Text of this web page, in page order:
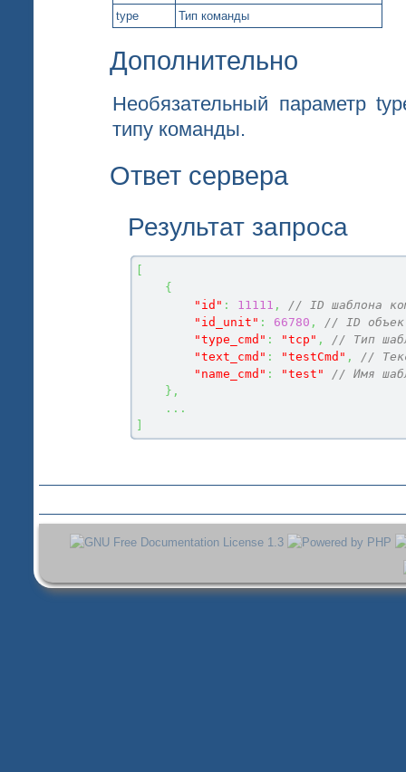
type
Тип команды
Дополнительно
Необязательный параметр
типу команды.
Ответ сервера
Результат запроса
{
"id" : 11111 ,
// ID шаблона
"id_unit" : 66780 ,
// ID
"type_cmd" : "tcp" ,
// Тип
"text_cmd" : "testCmd" ,
//
"name_cmd" : "test"
// Имя
} ,
...